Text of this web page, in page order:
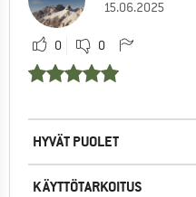
15.06.2025
0 0
HYVÄT PUOLET
KÄYTTÖTARKOITUS